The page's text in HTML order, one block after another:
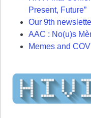
Present, Future”
Our 9th
AAC : No(u)s
Memes and